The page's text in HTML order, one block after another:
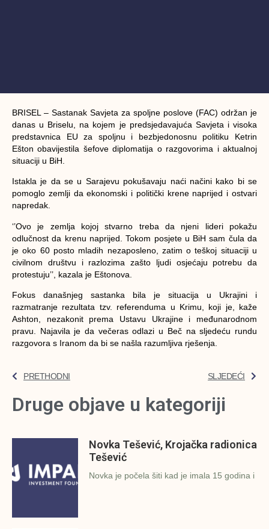
BRISEL – Sastanak Savjeta za spoljne poslove (FAC) održan je
danas u Briselu, na kojem je predsjedavajuća Savjeta i visoka
predstavnica EU za spoljnu i bezbjedonosnu politiku Ketrin
Ešton obavijestila šefove diplomatija o razgovorima i aktualnoj
situaciji u BiH.
Istakla je da se u Sarajevu pokušavaju naći načini kako bi se
pomoglo zemlji da ekonomski i politički krene naprijed i ostvari
napredak.
‘’Ovo je zemlja kojoj stvarno treba da njeni lideri pokažu
odlučnost da krenu naprijed. Tokom posjete u BiH sam čula da
je oko 60 posto mladih nezaposleno, zatim o teškoj situaciji u
civilnom društvu i razlozima zašto ljudi osjećaju potrebu da
protestuju’’, kazala je Eštonova.
Fokus današnjeg sastanka bila je situacija u Ukrajini i
razmatranje rezultata tzv. referenduma u Krimu, koji je, kaže
Ashton, nezakonit prema Ustavu Ukrajine i međunarodnom
pravu. Najavila je da večeras odlazi u Beč na sljedeću rundu
razgovora s Iranom da bi se našla razumljiva rješenja.
PRETHODNI SLJEDEĆI
Druge objave u kategoriji
Novka Tešević, Krojačka radionica
Tešević
Novka je počela šiti kad je imala 15 godina i